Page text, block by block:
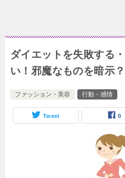
ダイエットを失敗する
い！邪魔なものを暗示？
ファッション・美容 行動・感情
Tweet 0